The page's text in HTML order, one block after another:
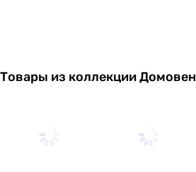
Товары из коллекции